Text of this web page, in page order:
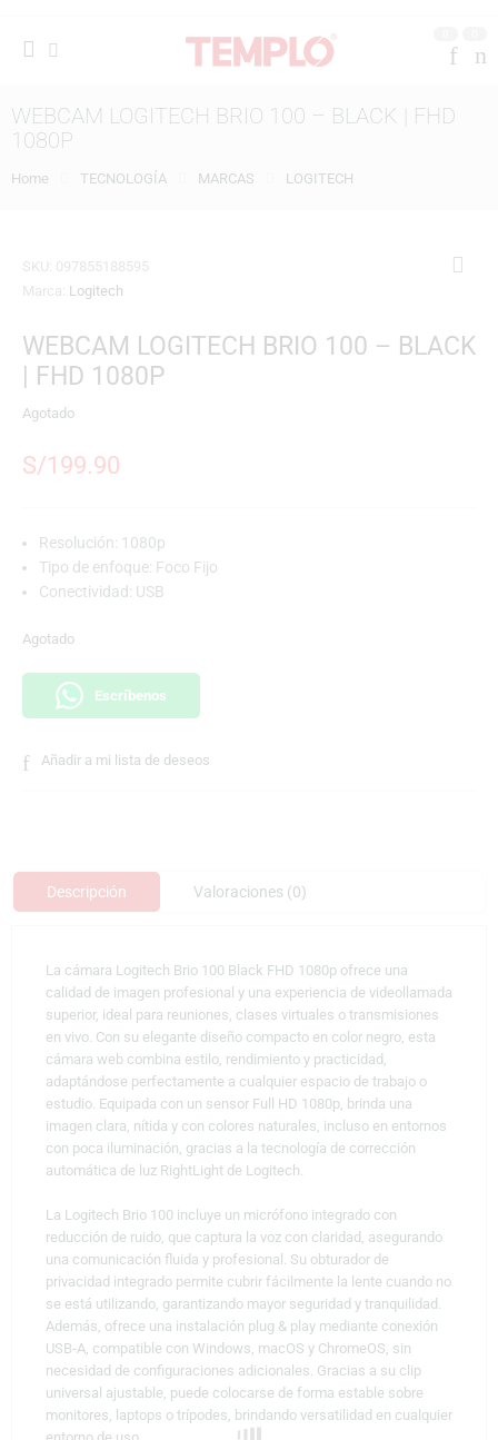
WEBCAM LOGITECH BRIO 100 – BLACK | FHD
1080P
Home TECNOLOGÍA MARCAS LOGITECH
SKU: 097855188595
Marca: Logitech
WEBCAM LOGITECH BRIO 100 – BLACK
| FHD 1080P
Agotado
S/199.90
Resolución: 1080p
Tipo de enfoque: Foco Fijo
Conectividad: USB
Agotado
Escríbenos
Añadir a mi lista de deseos
Descripción Valoraciones (0)
La cámara Logitech Brio 100 Black FHD 1080p ofrece una
calidad de imagen profesional y una experiencia de videollamada
superior, ideal para reuniones, clases virtuales o transmisiones
en vivo. Con su elegante diseño compacto en color negro, esta
cámara web combina estilo, rendimiento y practicidad,
adaptándose perfectamente a cualquier espacio de trabajo o
estudio. Equipada con un sensor Full HD 1080p, brinda una
imagen clara, nítida y con colores naturales, incluso en entornos
con poca iluminación, gracias a la tecnología de corrección
automática de luz RightLight de Logitech.
La Logitech Brio 100 incluye un micrófono integrado con
reducción de ruido, que captura la voz con claridad, asegurando
una comunicación fluida y profesional. Su obturador de
privacidad integrado permite cubrir fácilmente la lente cuando no
se está utilizando, garantizando mayor seguridad y tranquilidad.
Además, ofrece una instalación plug & play mediante conexión
USB-A, compatible con Windows, macOS y ChromeOS, sin
necesidad de configuraciones adicionales. Gracias a su clip
universal ajustable, puede colocarse de forma estable sobre
monitores, laptops o trípodes, brindando versatilidad en cualquier